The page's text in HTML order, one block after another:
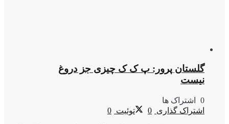
گلستان پرور: پ ک ک چیزی جز دروغ
نیست
0 اشتراک ها
اشتراک گذاری 0 توئیت 0